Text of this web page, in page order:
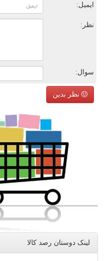
ایمیل:
نظر:
سوال:
نظر بدین
لینک دوستان رصد كالا